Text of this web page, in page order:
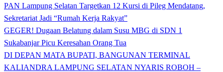
PAN Lampung Selatan Targetkan 12 Kursi di Pileg Mendatang,
Sekretariat Jadi “Rumah Kerja Rakyat”
GEGER! Dugaan Belatung dalam Susu MBG di SDN 1
Sukabanjar Picu Keresahan Orang Tua
DI DEPAN MATA BUPATI, BANGUNAN TERMINAL
KALIANDRA LAMPUNG SELATAN NYARIS ROBOH –